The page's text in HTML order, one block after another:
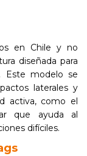
en Chile y no
diseñada para
Este modelo se
laterales y
activa, como el
que ayuda al
difíciles.